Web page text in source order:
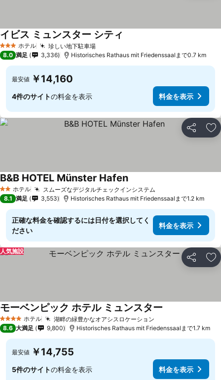
3 ホテルのランク
ホテル 珍しい地下駐車場
イビス ミュンスター シティ
8.0 満足 3,336 Historisches Rathaus mit Friedenssaalまで0.7 km
最安値 ￥14,160
4件のサイトの料金を表示 料金を表示
シェア お
2 ホテルのランク
ホテル スムーズなデジタルチェックインシステム
B&B HOTEL Münster Hafen
8.1 満足 3,553 Historisches Rathaus mit Friedenssaalまで1.2 km
正確な料金を確認するには日付を選択してく
ださい
料金を表示
シェア お
人気施設
4 ホテルのランク
ホテル 湖畔の緑豊かなオアシスロケーション
モーベンピック ホテル ミュンスター
8.6 大満足 9,800 Historisches Rathaus mit Friedenssaalまで1.7 km
最安値 ￥14,755
5件のサイトの料金を表示 料金を表示